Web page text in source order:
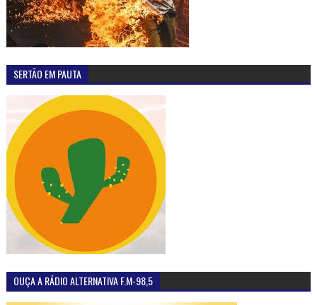
SERTÃO EM PAUTA
OUÇA A RÁDIO ALTERNATIVA F.M-98,5